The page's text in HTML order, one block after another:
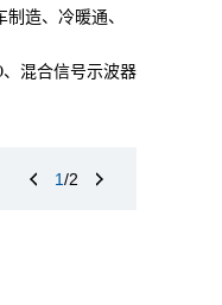
造、冷暖通、
混合信号示波器
1/2